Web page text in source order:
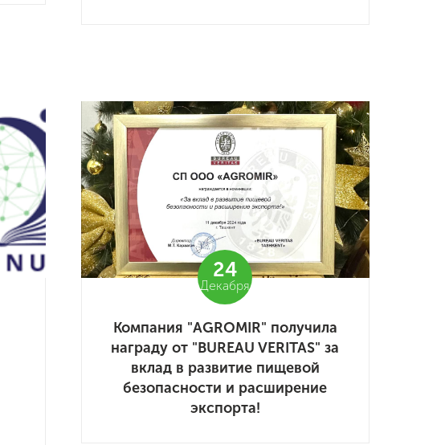
24
Декабря
Компания "AGROMIR" получила
награду от "BUREAU VERITAS" за
вклад в развитие пищевой
безопасности и расширение
экспорта!